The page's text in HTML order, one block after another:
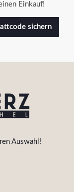
Einkauf!
sichern
Auswahl!